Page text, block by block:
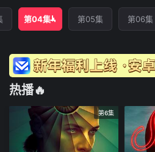
第04集 第05集 第06集
热播🔥
第6集